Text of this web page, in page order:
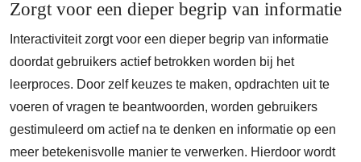
Zorgt voor een dieper begrip van informatie
Interactiviteit zorgt voor een dieper begrip van informatie
doordat gebruikers actief betrokken worden bij het
leerproces. Door zelf keuzes te maken, opdrachten uit te
voeren of vragen te beantwoorden, worden gebruikers
gestimuleerd om actief na te denken en informatie op een
meer betekenisvolle manier te verwerken. Hierdoor wordt